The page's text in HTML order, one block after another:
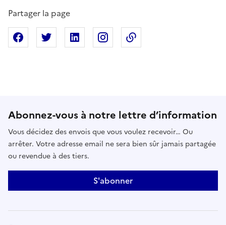
Partager la page
Partager sur Facebook
Partager sur XPartager sur Linkedin
Partager sur Instagram
Abonnez-vous à notre lettre d’information
Vous décidez des envois que vous voulez recevoir… Ou
arrêter. Votre adresse email ne sera bien sûr jamais partagée
ou revendue à des tiers.
S'abonner